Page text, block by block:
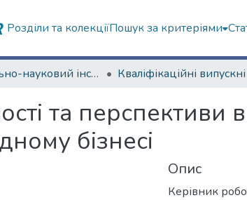
Розділи та колекціїПошук за критеріями
Навчально-науковий інститут "Каразінський інститут міжнародних відносин та туристичного бізнесу"
та перспективи
бізнесі
Опис
Керівник